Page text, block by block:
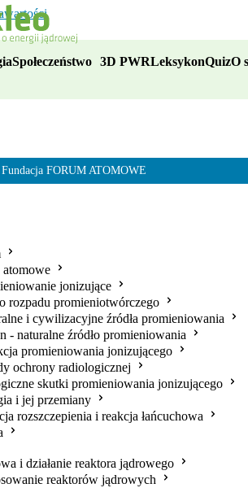
Społeczeństwo 3D PWRLeksykonQuizO
atomowe
jonizujące
rozpadu promieniotwórczego
i cywilizacyjne źródła promieniowania
- naturalne źródło promieniowania
promieniowania jonizującego
ochrony radiologicznej
skutki promieniowania jonizującego
i jej przemiany
rozszczepienia i reakcja łańcuchowa
i działanie reaktora jądrowego
reaktorów jądrowych
Fundacja FORUM ATOMOWE